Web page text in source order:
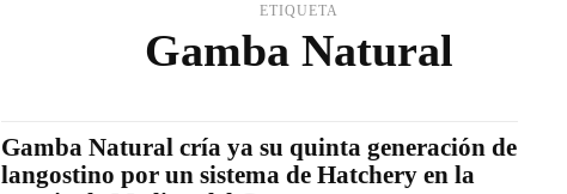
ETIQUETA
Gamba Natural
Gamba Natural cría ya su quinta generación de
langostino por un sistema de Hatchery en la